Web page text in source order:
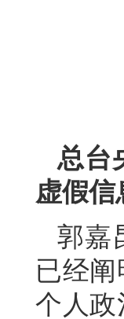
总台
虚假
郭嘉
已经
个人政